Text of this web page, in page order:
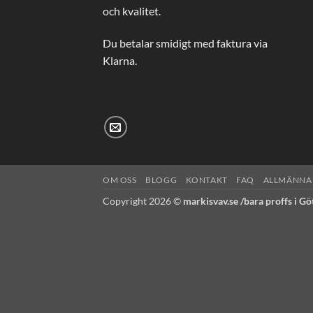
och kvalitet.
Du betalar smidigt med faktura via
Klarna.
OM OSS BLOGG KONTAKT FAQ
Copyright 2026 © markisvav.se /bara proffs i